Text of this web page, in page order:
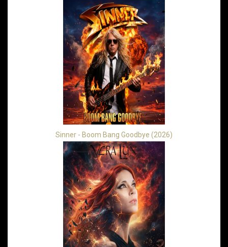
Sinner - Boom Bang Goodbye (2026)